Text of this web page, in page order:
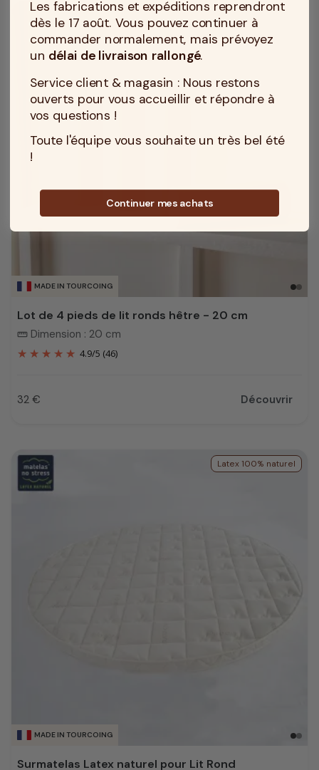
MADE IN TOURCOING
Lot de 4 pieds de lit ronds hêtre - 20 cm
straighten Dimension : 20 cm
4.9/5 (46)
Prix
32 € Découvrir
MADE IN TOURCOING
Latex 100% naturel
Surmatelas Latex naturel pour Lit Rond
Les fabrications et expéditions reprendront
dès le 17 août. Vous pouvez continuer à
commander normalement, mais prévoyez
un délai de livraison rallongé.
Service client & magasin : Nous restons
ouverts pour vous accueillir et répondre à
vos questions !
Toute l'équipe vous souhaite un très bel été
!
Continuer mes achats